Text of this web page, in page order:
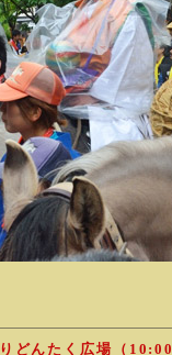
どんたく広場（